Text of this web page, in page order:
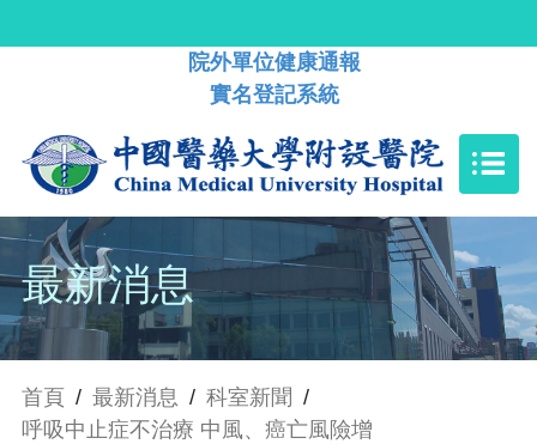
院外單位健康通報
實名登記系統
最新消息
首頁 / 最新消息 / 科室新聞 /
呼吸中止症不治療 中風、癌亡風險增